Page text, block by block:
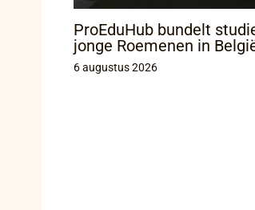
ProEduHub bundelt
jonge Roemenen in
6 augustus 2026